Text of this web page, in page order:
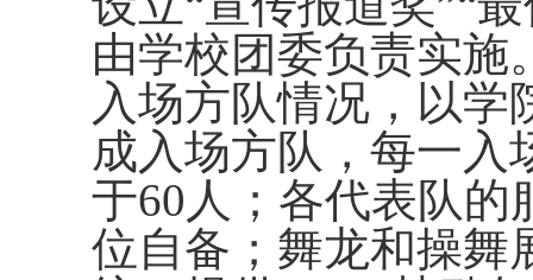
由学校团委负责实施
入场方队情况，以学
成入场方队，每一入
于60 人；各代表队的
位自备；舞龙和操舞